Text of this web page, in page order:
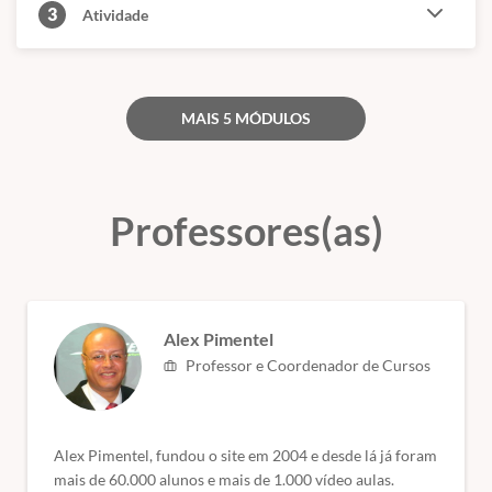
graduação ou pós-graduação.
Conforme citado acima, nossos cursos são de nível básico e livre,
ou seja, servem para atualização e qualificação. Todos esses órgãos
3 Atividade
MAIS 5 MÓDULOS
Professores(as)
Alex Pimentel
Professor e Coordenador de Cursos
Alex Pimentel, fundou o site em 2004 e desde lá já foram
mais de 60.000 alunos e mais de 1.000 vídeo aulas.